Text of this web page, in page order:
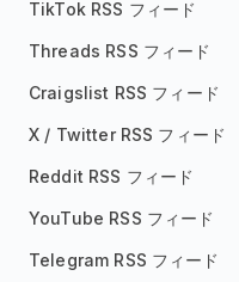
TikTok RSS フィード
Threads RSS フィード
Craigslist RSS フィード
X / Twitter RSS フィード
Reddit RSS フィード
YouTube RSS フィード
Telegram RSS フィード